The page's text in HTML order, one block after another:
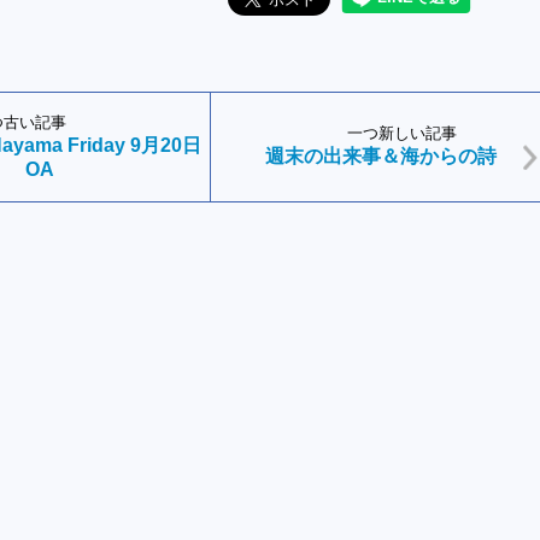
古い記事
Friday 9月20日
OA
一つ新しい記事
週末の出来事＆海からの詩